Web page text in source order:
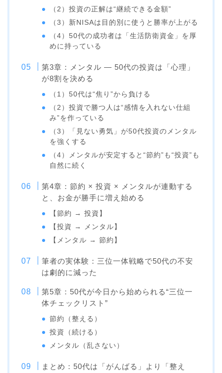
（2）投資の正解は“継続できる金額”
（3）新NISAは目的別に使うと勝率が上がる
（4）50代の成功者は「生活防衛資金」を厚
めに持っている
第3章：メンタル ― 50代の投資は「心理」
が8割を決める
（1）50代は“焦り”から負ける
（2）投資で勝つ人は“感情を入れない仕組
み”を作っている
（3）「見ない勇気」が50代投資のメンタル
を強くする
（4）メンタルが安定すると“節約”も“投資”も
自然に続く
第4章：節約 × 投資 × メンタルが連動する
と、お金が勝手に増え始める
【節約 → 投資】
【投資 → メンタル】
【メンタル → 節約】
筆者の実体験：三位一体戦略で50代の不安
は劇的に減った
第5章：50代が今日から始められる“三位一
体チェックリスト”
節約（整える）
投資（続ける）
メンタル（乱さない）
まとめ：50代は「がんばる」より「整え